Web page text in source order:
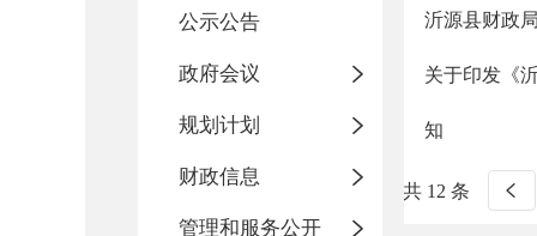
公示公告
政府会议
规划计划
财政信息
管理和服务公开
沂源县财政
关于印发《
知
共 12 条